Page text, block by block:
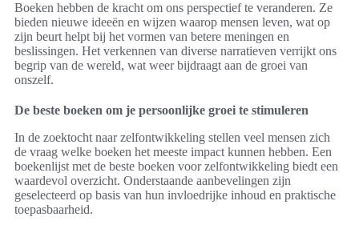
Boeken hebben de kracht om ons perspectief te veranderen. Ze
bieden nieuwe ideeën en wijzen waarop mensen leven, wat op
zijn beurt helpt bij het vormen van betere meningen en
beslissingen. Het verkennen van diverse narratieven verrijkt ons
begrip van de wereld, wat weer bijdraagt aan de groei van
onszelf.
De beste boeken om je persoonlijke groei te stimuleren
In de zoektocht naar zelfontwikkeling stellen veel mensen zich
de vraag welke boeken het meeste impact kunnen hebben. Een
boekenlijst met de beste boeken voor zelfontwikkeling biedt een
waardevol overzicht. Onderstaande aanbevelingen zijn
geselecteerd op basis van hun invloedrijke inhoud en praktische
toepasbaarheid.